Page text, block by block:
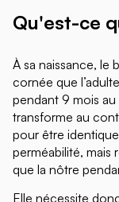
Qu'est-ce
À sa naissance, le
cornée que
pendant 9 mois
transforme au
pour être
perméabilité, mais
que la nôtre
Elle nécessite